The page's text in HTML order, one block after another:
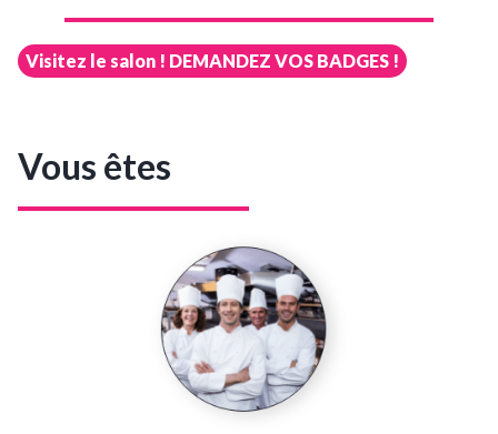
Visitez le salon ! DEMANDEZ VOS BADGES !
Vous êtes